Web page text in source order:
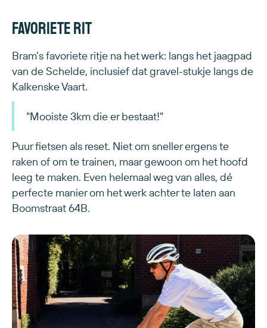
Favoriete rit
Bram’s favoriete ritje na het werk: langs het jaagpad
van de Schelde, inclusief dat gravel-stukje langs de
Kalkenske Vaart.
"Mooiste 3km die er bestaat!"
Puur fietsen als reset. Niet om sneller ergens te
raken of om te trainen, maar gewoon om het hoofd
leeg te maken. Even helemaal weg van alles, dé
perfecte manier om het werk achter te laten aan
Boomstraat 64B.